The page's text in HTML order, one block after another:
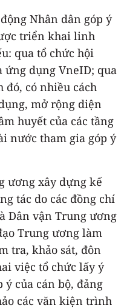
Nhân dân góp ý
triển khai linh
qua tổ chức hội
ứng dụng VneID; qua
đó, có nhiều cách
mở rộng diện
huyết của các tầng
nước tham gia góp ý
ương xây dựng kế
tác do các đồng chí
Dân vận Trung ương
Trung ương làm
tra, khảo sát, đôn
việc tổ chức lấy ý
của cán bộ, đảng
các văn kiện trình